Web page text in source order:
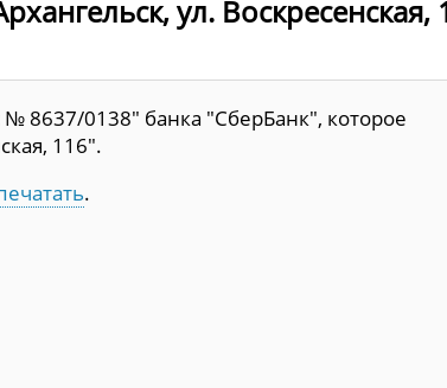
ул. Воскресенская,
8637/0138" банка "СберБанк", которое
116".
.